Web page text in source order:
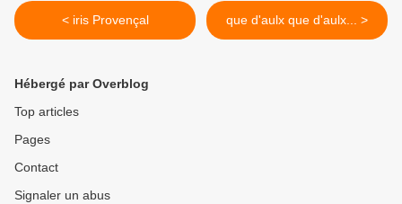
< iris Provençal que d'aulx que d'aulx... >
Hébergé par Overblog
Top articles
Pages
Contact
Signaler un abus